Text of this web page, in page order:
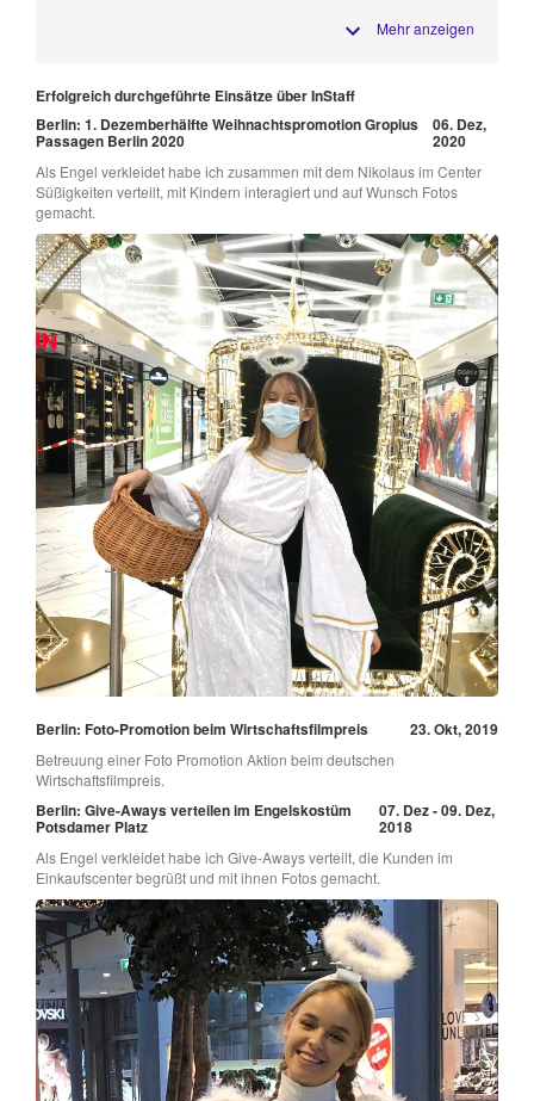
Mehr anzeigen
Erfolgreich durchgeführte Einsätze über InStaff
Berlin: 1. Dezemberhälfte Weihnachtspromotion Gropius
Passagen Berlin 2020
06. Dez,
2020
Als Engel verkleidet habe ich zusammen mit dem Nikolaus im Center
Süßigkeiten verteilt, mit Kindern interagiert und auf Wunsch Fotos
gemacht.
Berlin: Foto-Promotion beim Wirtschaftsfilmpreis 23. Okt, 2019
Betreuung einer Foto Promotion Aktion beim deutschen
Wirtschaftsfilmpreis.
Berlin: Give-Aways verteilen im Engelskostüm
Potsdamer Platz
07. Dez - 09. Dez,
2018
Als Engel verkleidet habe ich Give-Aways verteilt, die Kunden im
Einkaufscenter begrüßt und mit ihnen Fotos gemacht.